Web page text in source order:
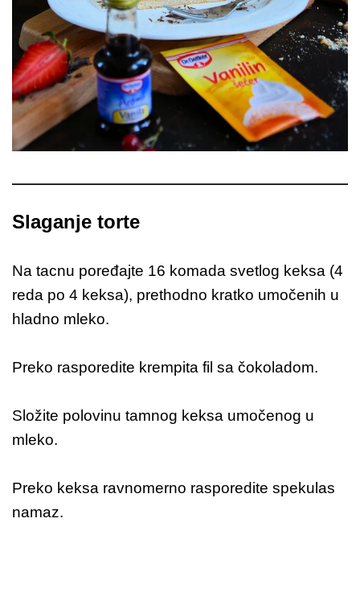
Slaganje torte
Na tacnu poređajte 16 komada svetlog keksa (4
reda po 4 keksa), prethodno kratko umočenih u
hladno mleko.
Preko rasporedite krempita fil sa čokoladom.
Složite polovinu tamnog keksa umočenog u
mleko.
Preko keksa ravnomerno rasporedite spekulas
namaz.